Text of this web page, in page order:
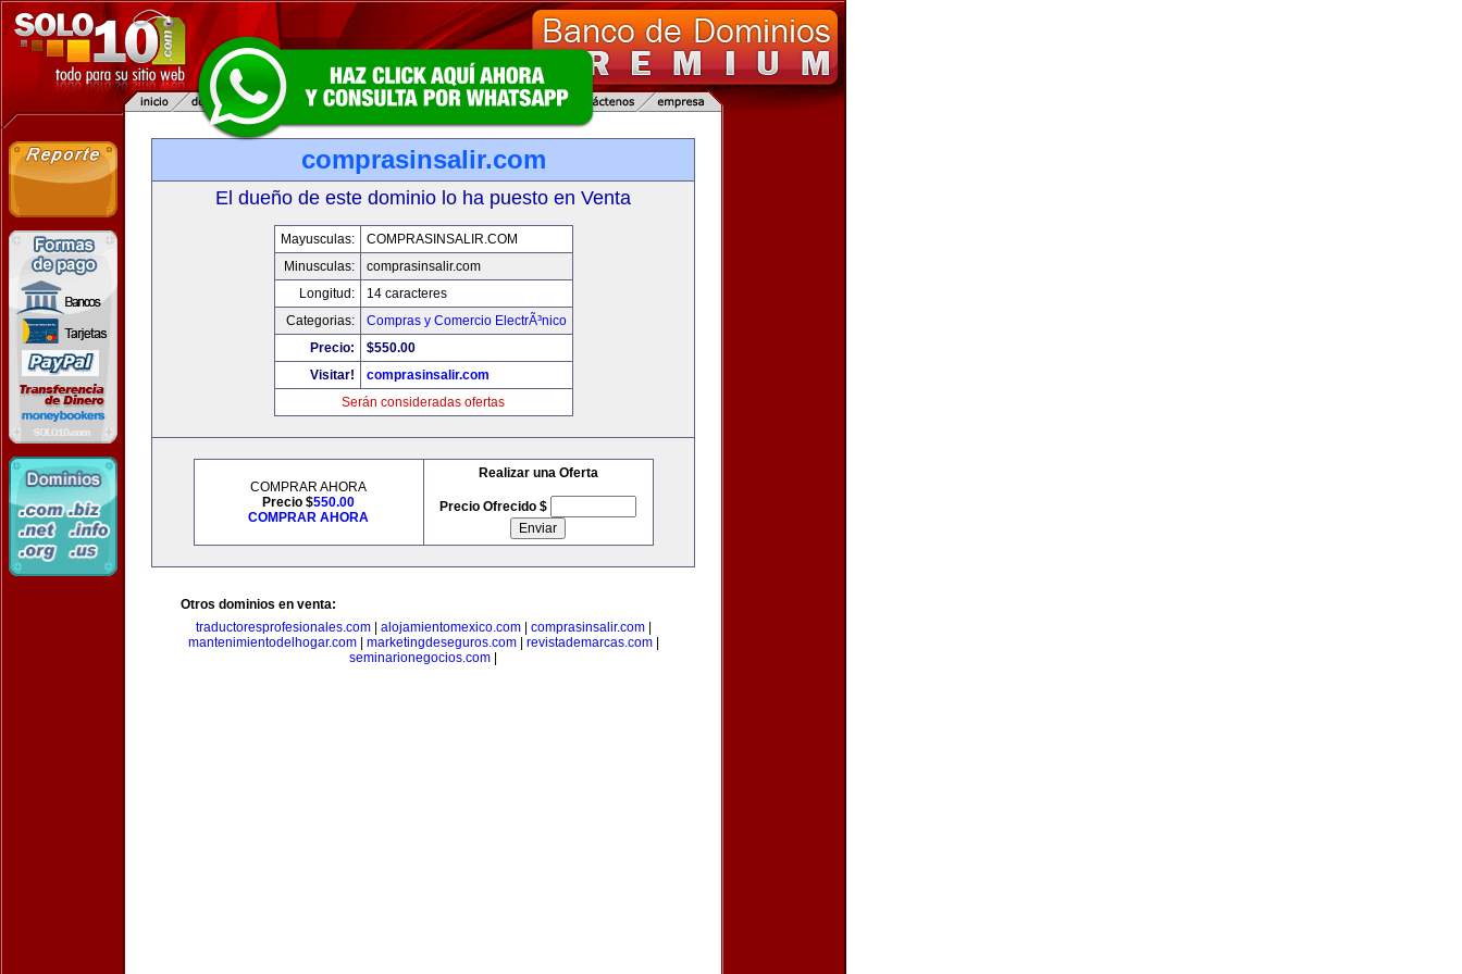
comprasinsalir.com
El dueño de este dominio lo ha puesto en Venta
Mayusculas:
COMPRASINSALIR.COM
Minusculas:
comprasinsalir.com
Longitud:
14 caracteres
Categorias:
Compras y Comercio ElectrÃ³nico
Precio:
$550.00
Visitar!
comprasinsalir.com
Serán consideradas ofertas
COMPRAR AHORA
Precio $550.00
COMPRAR AHORA
Realizar una Oferta
Precio Ofrecido $
Otros dominios en venta:
traductoresprofesionales.com| alojamientomexico.com| comprasinsalir.com|
mantenimientodelhogar.com| marketingdeseguros.com| revistademarcas.com|
seminarionegocios.com